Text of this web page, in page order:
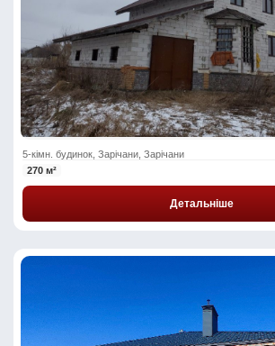
5-кімн. будинок, Зарічани, Зарічани
270 м²
Детальніше